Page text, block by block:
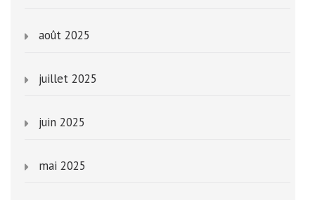
août 2025
juillet 2025
juin 2025
mai 2025